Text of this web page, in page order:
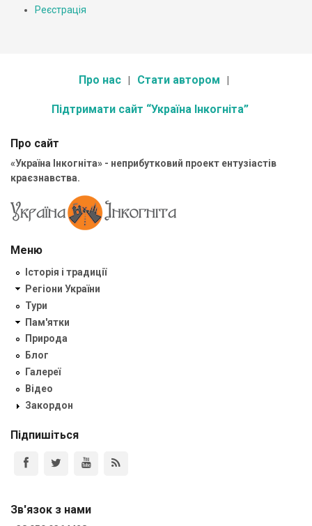
Реєстрація
Про нас Стати автором
Підтримати сайт “Україна Інкогніта”
Про сайт
«Україна Інкогніта» - неприбутковий проект ентузіастів
краєзнавства.
Меню
Історія і традиції
Регіони України
Тури
Пам'ятки
Природа
Блог
Галереї
Відео
Закордон
Підпишіться
Зв'язок з нами